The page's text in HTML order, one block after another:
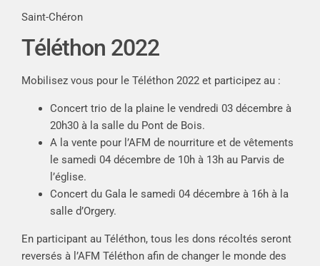
Saint-Chéron
Téléthon 2022
Mobilisez vous pour le Téléthon 2022 et participez au :
Concert trio de la plaine le vendredi 03 décembre à
20h30 à la salle du Pont de Bois.
A la vente pour l’AFM de nourriture et de vêtements
le samedi 04 décembre de 10h à 13h au Parvis de
l’église.
Concert du Gala le samedi 04 décembre à 16h à la
salle d’Orgery.
En participant au Téléthon, tous les dons récoltés seront
reversés à l’AFM Téléthon afin de changer le monde des